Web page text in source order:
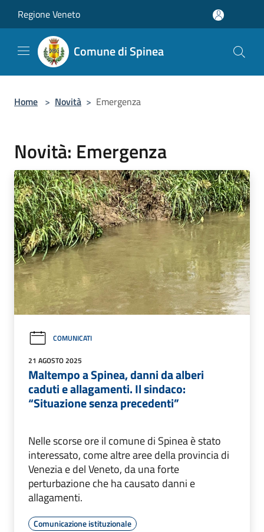
Regione Veneto
Comune di Spinea
Home > Novità > Emergenza
Novità: Emergenza
COMUNICATI
21 AGOSTO 2025
Maltempo a Spinea, danni da alberi
caduti e allagamenti. Il sindaco:
“Situazione senza precedenti”
Nelle scorse ore il comune di Spinea è stato
interessato, come altre aree della provincia di
Venezia e del Veneto, da una forte
perturbazione che ha causato danni e
allagamenti.
Comunicazione istituzionale